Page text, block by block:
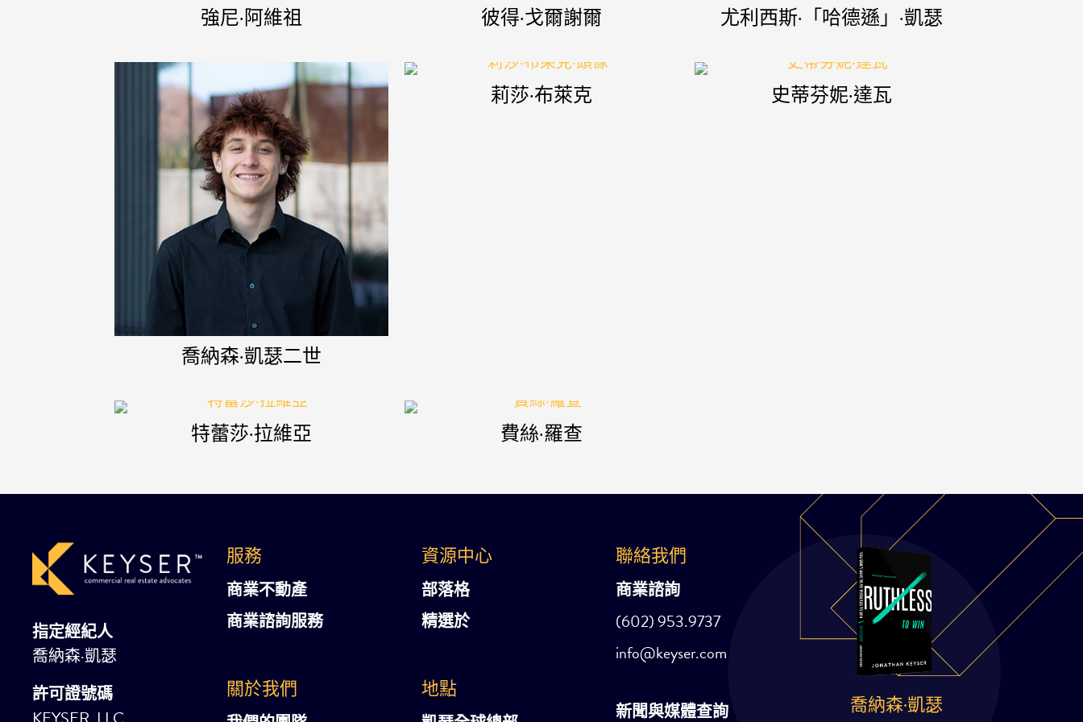
強尼·阿維祖 彼得·戈爾謝爾 尤利西斯·「哈德遜」·凱瑟
喬納森·凱瑟二世
莉莎·布萊克 史蒂芬妮·達瓦
特蕾莎·拉維亞 費絲·羅查
指定經紀人
喬納森·凱瑟
許可證號碼
服務
商業不動產
商業諮詢服務
關於我們
資源中心
部落格
精選於
地點
聯絡我們
商業諮詢
(602) 953.9737
info@keyser.com
新聞與媒體查詢 喬納森·凱瑟